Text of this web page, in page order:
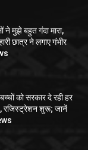
ने मुझे बहुत गंदा मारा,
छात्र ने लगाए गंभीर
को सरकार दे रही हर
रजिस्ट्रेशन शुरू; जानें